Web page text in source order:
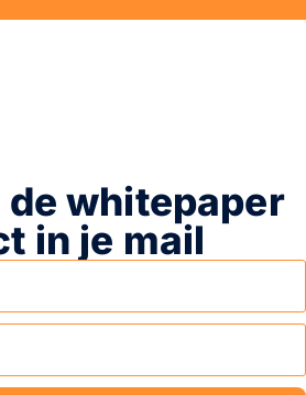
whitepaper
in je mail